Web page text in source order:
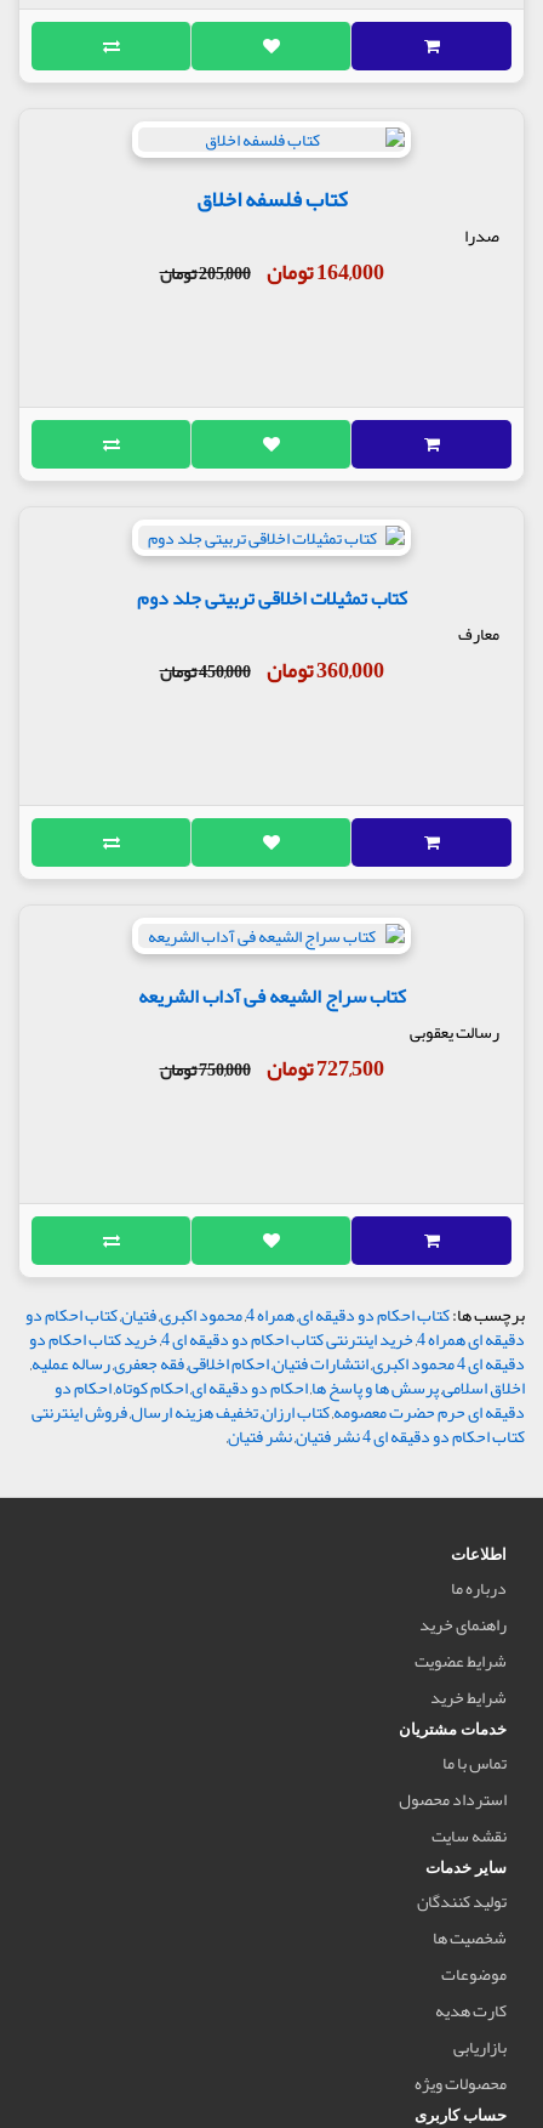
کتاب فلسفه اخلاق
صدرا
164,000 تومان 205,000 تومان
کتاب تمثیلات اخلاقی تربیتی جلد دوم
معارف
360,000 تومان 450,000 تومان
کتاب سراج الشیعه فی آداب الشریعه
رسالت یعقوبی
727,500 تومان 750,000 تومان
برچسب ها:کتاب احکام دو دقیقه ای,همراه 4 ,محمود اکبری,فتیان,کتاب احکام دو
دقیقه ای همراه 4 ,خرید اینترنتی کتاب احکام دو دقیقه ای 4 ,خرید کتاب احکام دو
دقیقه ای 4 محمود اکبری ,انتشارات فتیان,احکام اخلاقی,فقه جعفری,رساله عملیه,
اخلاق اسلامی,پرسش ها و پاسخ ها,احکام دو دقیقه ای,احکام کوتاه,احکام دو
دقیقه ای حرم حضرت معصومه,کتاب ارزان,تخفیف هزینه ارسال,فروش اینترنتی
کتاب احکام دو دقیقه ای 4 نشر فتیان ,نشر فتیان,
اطلاعات
درباره ما
راهنمای خرید
شرایط عضویت
شرایط خرید
خدمات مشتریان
تماس با ما
استرداد محصول
نقشه سایت
سایر خدمات
تولید کنندگان
شخصیت ها
موضوعات
کارت هدیه
بازاریابی
محصولات ویژه
حساب کاربری